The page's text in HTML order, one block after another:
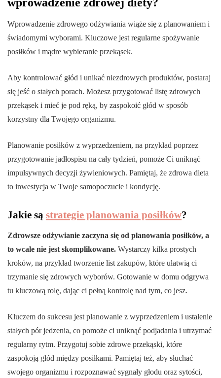
Wprowadzenie zdrowego odżywiania wiąże się z planowaniem i
świadomymi wyborami. Kluczowe jest regularne spożywanie
posiłków i mądre wybieranie przekąsek.
Aby kontrolować głód i unikać niezdrowych produktów, postaraj
się jeść o stałych porach. Możesz przygotować listę zdrowych
przekąsek i mieć je pod ręką, by zaspokoić głód w sposób
korzystny dla Twojego organizmu.
Planowanie posiłków z wyprzedzeniem, na przykład poprzez
przygotowanie jadłospisu na cały tydzień, pomoże Ci uniknąć
impulsywnych decyzji żywieniowych. Pamiętaj, że zdrowa dieta
to inwestycja w Twoje samopoczucie i kondycję.
Jakie są strategie planowania posiłków?
Zdrowsze odżywianie zaczyna się od planowania posiłków, a
to wcale nie jest skomplikowane. Wystarczy kilka prostych
kroków, na przykład tworzenie list zakupów, które ułatwią ci
trzymanie się zdrowych wyborów. Gotowanie w domu odgrywa
tu kluczową rolę, dając ci pełną kontrolę nad tym, co jesz.
Kluczem do sukcesu jest planowanie z wyprzedzeniem i ustalenie
stałych pór jedzenia, co pomoże ci uniknąć podjadania i utrzymać
regularny rytm. Przygotuj sobie zdrowe przekąski, które
zaspokoją głód między posiłkami. Pamiętaj też, aby słuchać
swojego organizmu i rozpoznawać sygnały głodu oraz sytości,